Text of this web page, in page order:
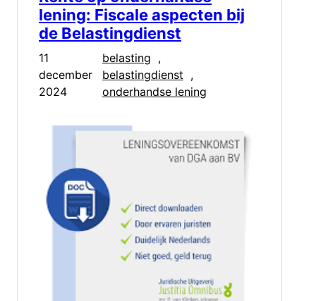
lening: Fiscale aspecten bij
de Belastingdienst
11
december
2024
belasting
,
belastingdienst
,
onderhandse lening